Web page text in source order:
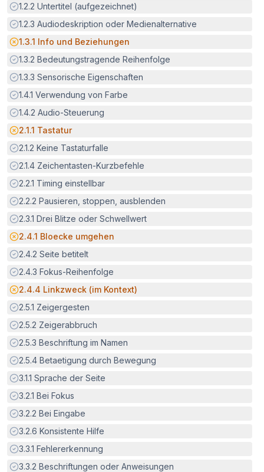
Erfüllt:
1.2.2 Untertitel (aufgezeichnet)
Erfüllt:
1.2.3 Audiodeskription oder Medienalternative
Potenzielle Barriere:
1.3.1 Info und Beziehungen
Erfüllt:
1.3.2 Bedeutungstragende Reihenfolge
Erfüllt:
1.3.3 Sensorische Eigenschaften
Erfüllt:
1.4.1 Verwendung von Farbe
Erfüllt:
1.4.2 Audio-Steuerung
Potenzielle Barriere:
2.1.1 Tastatur
Erfüllt:
2.1.2 Keine Tastaturfalle
Erfüllt:
2.1.4 Zeichentasten-Kurzbefehle
Erfüllt:
2.2.1 Timing einstellbar
Erfüllt:
2.2.2 Pausieren, stoppen, ausblenden
Erfüllt:
2.3.1 Drei Blitze oder Schwellwert
Potenzielle Barriere:
2.4.1 Bloecke umgehen
Erfüllt:
2.4.2 Seite betitelt
Erfüllt:
2.4.3 Fokus-Reihenfolge
Potenzielle Barriere:
2.4.4 Linkzweck (im Kontext)
Erfüllt:
2.5.1 Zeigergesten
Erfüllt:
2.5.2 Zeigerabbruch
Erfüllt:
2.5.3 Beschriftung im Namen
Erfüllt:
2.5.4 Betaetigung durch Bewegung
Erfüllt:
3.1.1 Sprache der Seite
Erfüllt:
3.2.1 Bei Fokus
Erfüllt:
3.2.2 Bei Eingabe
Erfüllt:
3.2.6 Konsistente Hilfe
Erfüllt:
3.3.1 Fehlererkennung
Erfüllt:
3.3.2 Beschriftungen oder Anweisungen